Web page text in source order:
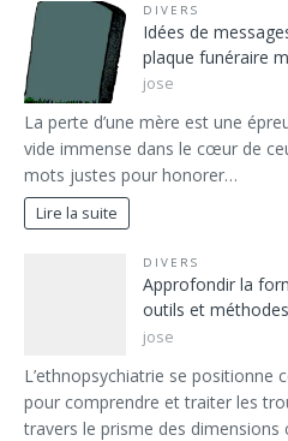
DIVERS
Idées de
plaque funéraire
jose
La perte d’une mère est une
vide immense dans le cœur de
mots justes pour honorer…
Lire la suite
DIVERS
Approfondir la
outils et méthodes
jose
L’ethnopsychiatrie se positionne
pour comprendre et traiter les
travers le prisme des dimensions